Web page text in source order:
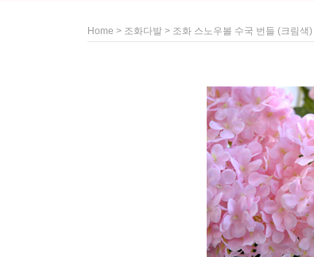
Home > 조화다발 > 조화 스노우볼 수국 번들 (크림색)